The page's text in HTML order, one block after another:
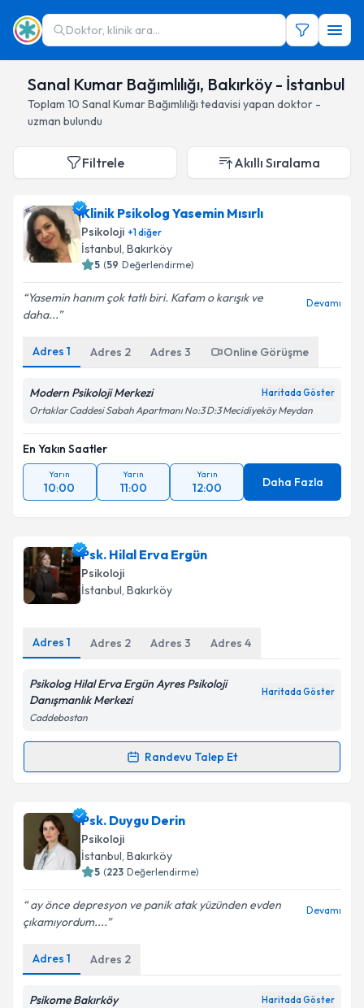
Doktor, klinik ara...
Sanal Kumar Bağımlılığı, Bakırköy - İstanbul
Toplam 10 Sanal Kumar Bağımlılığı tedavisi yapan doktor -
uzman bulundu
Filtrele Akıllı Sıralama
Klinik Psikolog Yasemin Mısırlı
Psikoloji +1diğer
İstanbul, Bakırköy
5 (59 Değerlendirme)
Yasemin hanım çok tatlı biri. Kafam o karışık ve
daha...
Devamı
Adres 1 Adres 2 Adres 3 Online Görüşme
Modern Psikoloji Merkezi Haritada Göster
Ortaklar Caddesi Sabah Apartmanı No:3 D:3 Mecidiyeköy Meydan
En Yakın Saatler
Yarın
10:00
Yarın
11:00
Yarın
12:00 Daha Fazla
Psk. Hilal Erva Ergün
Psikoloji
İstanbul, Bakırköy
Adres 1 Adres 2 Adres 3 Adres 4
Psikolog Hilal Erva Ergün Ayres Psikoloji
Danışmanlık Merkezi
Haritada Göster
Caddebostan
Randevu Talep Et
Randevu Takvimi Talebi
Psk. Hilal Erva Ergüniçin randevu takvimi talebi
oluşturun. Size bu uzmandan randevu almanız için bir
takvim hazırlandığında e-posta ile bilgilendireceğiz.
Kişisel verilerimin işlenmesine ilişkin
Metni'ni okudum ve kişisel verilerimin belirtilen
kapsamda işlenmesini kabul ediyorum.
Psk. Duygu Derin
Psikoloji
İstanbul, Bakırköy
5 (223 Değerlendirme)
ay önce depresyon ve panik atak yüzünden evden
çıkamıyordum....
Devamı
Adres 1 Adres 2
Psikome Bakırköy Haritada Göster